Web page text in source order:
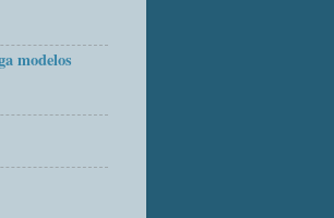
modelos